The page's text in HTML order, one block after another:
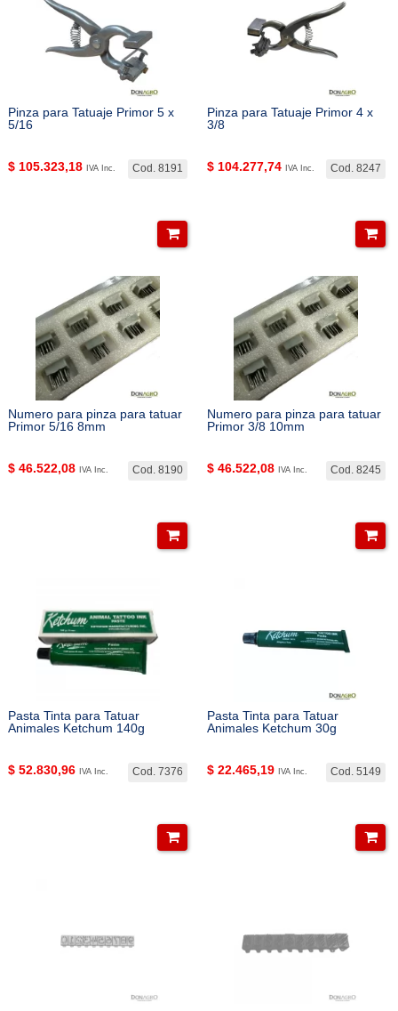
Pinza para Tatuaje Primor 5 x
5/16
Cod. 8191
$ 105.323,18 IVA Inc.
Pinza para Tatuaje Primor 4 x
3/8
Cod. 8247
$ 104.277,74 IVA Inc.
Numero para pinza para tatuar
Primor 5/16 8mm
Cod. 8190
$ 46.522,08 IVA Inc.
Numero para pinza para tatuar
Primor 3/8 10mm
Cod. 8245
$ 46.522,08 IVA Inc.
Pasta Tinta para Tatuar
Animales Ketchum 140g
Cod. 7376
$ 52.830,96 IVA Inc.
Pasta Tinta para Tatuar
Animales Ketchum 30g
Cod. 5149
$ 22.465,19 IVA Inc.